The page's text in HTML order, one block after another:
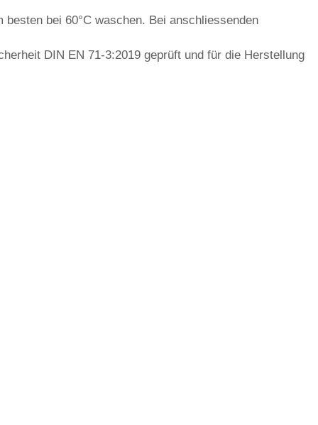
bei 60°C waschen. Bei anschliessenden
DIN EN 71-3:2019 geprüft und für die Herstellung